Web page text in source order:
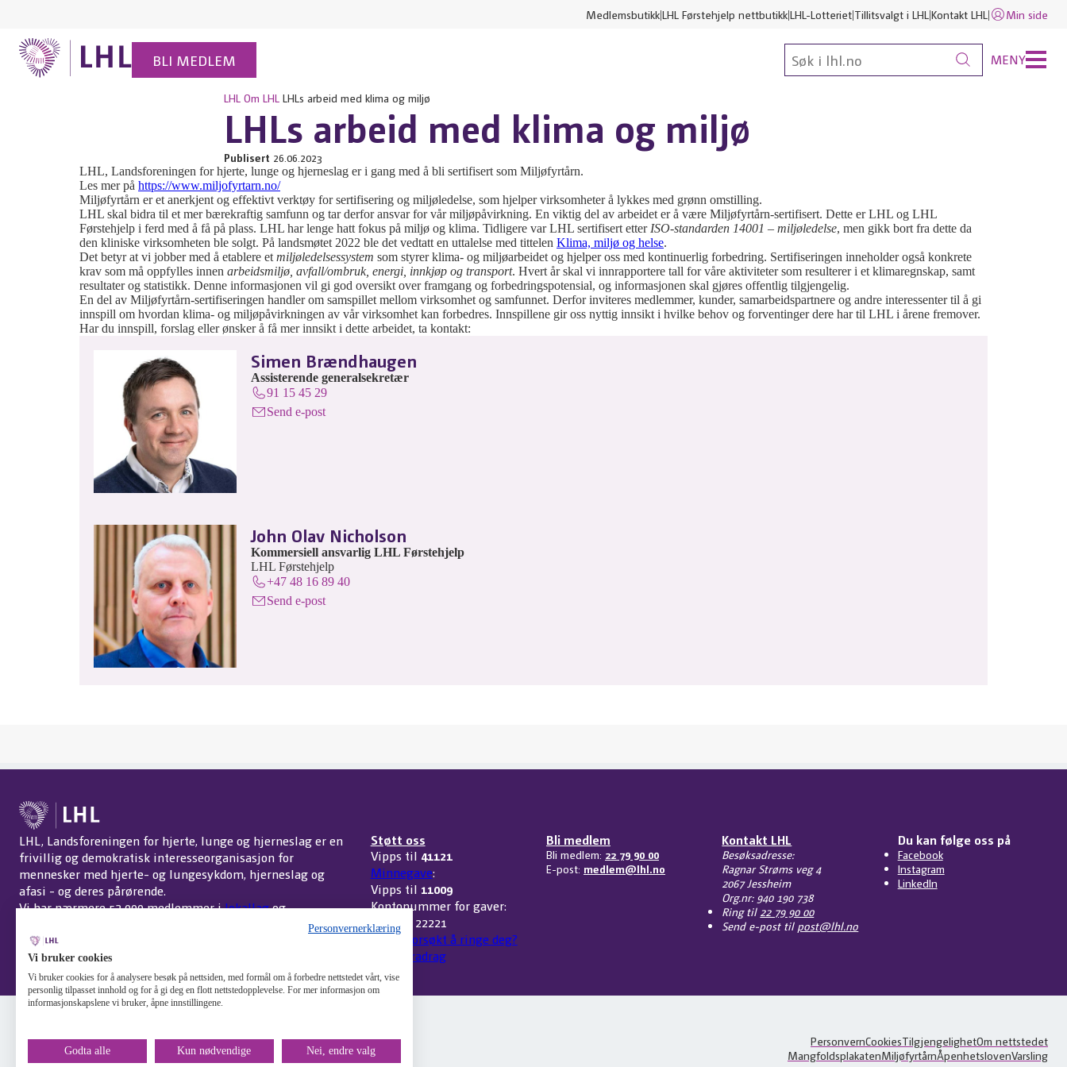
MedlemsbutikkLHL Førstehjelp nettbutikkLHL-Lotteriet Tillitsvalgt i LHL Kontakt LHL Min side
BLI MEDLEM MENY
LHL Om LHL LHLs arbeid med klima og miljø
LHLs arbeid med klima og miljø
Publisert 26.06.2023
LHL, Landsforeningen for hjerte, lunge og hjerneslag er i gang med å bli sertifisert som Miljøfyrtårn.
Les mer på https://www.miljofyrtarn.no/
Miljøfyrtårn er et anerkjent og effektivt verktøy for sertifisering og miljøledelse, som hjelper virksomheter å lykkes med grønn omstilling.
LHL skal bidra til et mer bærekraftig samfunn og tar derfor ansvar for vår miljøpåvirkning. En viktig del av arbeidet er å være Miljøfyrtårn-sertifisert. Dette er LHL og LHL
Førstehjelp i ferd med å få på plass. LHL har lenge hatt fokus på miljø og klima. Tidligere var LHL sertifisert etter ISO-standarden 14001 – miljøledelse, men gikk bort fra dette da
den kliniske virksomheten ble solgt. På landsmøtet 2022 ble det vedtatt en uttalelse med tittelen Klima, miljø og helse.
Det betyr at vi jobber med å etablere et miljøledelsessystem som styrer klima- og miljøarbeidet og hjelper oss med kontinuerlig forbedring. Sertifiseringen inneholder også konkrete
krav som må oppfylles innen arbeidsmiljø, avfall/ombruk, energi, innkjøp og transport. Hvert år skal vi innrapportere tall for våre aktiviteter som resulterer i et klimaregnskap, samt
resultater og statistikk. Denne informasjonen vil gi god oversikt over framgang og forbedringspotensial, og informasjonen skal gjøres offentlig tilgjengelig.
En del av Miljøfyrtårn-sertifiseringen handler om samspillet mellom virksomhet og samfunnet. Derfor inviteres medlemmer, kunder, samarbeidspartnere og andre interessenter til å gi
innspill om hvordan klima- og miljøpåvirkningen av vår virksomhet kan forbedres. Innspillene gir oss nyttig innsikt i hvilke behov og forventinger dere har til LHL i årene fremover.
Har du innspill, forslag eller ønsker å få mer innsikt i dette arbeidet, ta kontakt:
Simen Brændhaugen
Assisterende generalsekretær
91 15 45 29
Send e-post
John Olav Nicholson
Kommersiell ansvarlig LHL Førstehjelp
LHL Førstehjelp
+47 48 16 89 40
Send e-post
LHL, Landsforeningen for hjerte, lunge og hjerneslag er en
frivillig og demokratisk interesseorganisasjon for
mennesker med hjerte- og lungesykdom, hjerneslag og
afasi - og deres pårørende.
Vi har nærmere 52 000 medlemmer ilokallagog
Endre cookie-innstillinger
Støtt oss
Vipps til 41121
Minnegave:
Vipps til 11009
Kontonummer for gaver:
3207 32 22221
Har vi forsøkt å ringe deg?
Skattefradrag
Bli medlem
Bli medlem: 22 79 90 00
E-post: medlem@lhl.no
Kontakt LHL
Besøksadresse:
Ragnar Strøms veg 4
2067 Jessheim
Org.nr: 940 190 738
Ring til 22 79 90 00
Send e-post til post@lhl.no
Du kan følge oss på
Facebook
Instagram
LinkedIn
PersonvernCookiesTilgjengelighetOm nettstedet
MangfoldsplakatenMiljøfyrtårnÅpenhetslovenVarsling
Personvernerklæring
Vi bruker cookies
Vi bruker cookies for å analysere besøk på nettsiden, med formål om å forbedre nettstedet vårt, vise
personlig tilpasset innhold og for å gi deg en flott nettstedopplevelse. For mer informasjon om
informasjonskapslene vi bruker, åpne innstillingene.
Godta alle Kun nødvendige Nei, endre valg